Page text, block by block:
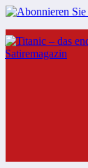
Zum
Inhalt
springen